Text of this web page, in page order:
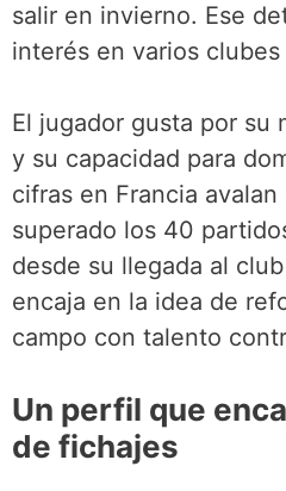
salir en invierno. Ese
interés en varios
El jugador gusta por su
y su capacidad para
cifras en Francia
superado los 40
desde su llegada al
encaja en la idea de
campo con talento
Un perfil que
de fichajes